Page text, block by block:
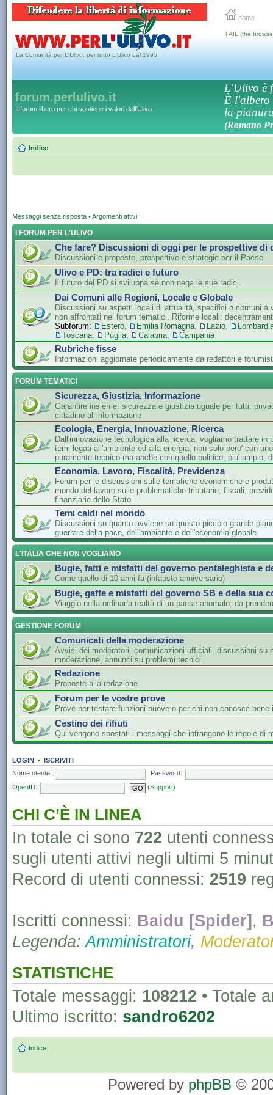
home
La Comunità per L'Ulivo, per tutto L'Ulivo dal 1995
FAIL (the
forum.perlulivo.it
Il forum libero per chi sostiene i valori dell'Ulivo
L'Ulivo è
È l'albero
la
(Romano
Indice
Messaggi senza risposta •Argomenti attivi
I FORUM PER L'ULIVO
Che fare? Discussioni di oggi per le prospettive di
Discussioni e proposte, prospettive e strategie per il Paese
Ulivo e PD: tra radici e futuro
Il futuro del PD si sviluppa se non nega le sue radici.
Dai Comuni alle Regioni, Locale e Globale
Discussioni su aspetti locali di attualità, specifici o comuni a
non affrontati nei forum tematici. Riforme locali:
Subforum:
Estero Emilia Romagna Lazio
Toscana
Puglia Calabria Campania
Rubriche fisse
Informazioni aggiornate periodicamente da redattori e
FORUM TEMATICI
Sicurezza, Giustizia, Informazione
Garantire insieme: sicurezza e giustizia uguale per tutti;
cittadino all'informazione
Ecologia, Energia, Innovazione, Ricerca
Dall'innovazione tecnologica alla ricerca, vogliamo trattare in
temi legati all'ambiente ed alla energia, non solo pero' con
puramente tecnico ma anche con quello politico, piu' ampio,
Economia, Lavoro, Fiscalità, Previdenza
Forum per le discussioni sulle tematiche economiche e
mondo del lavoro sulle problematiche tributarie, fiscali,
finanziarie dello Stato.
Temi caldi nel mondo
Discussioni su quanto avviene su questo piccolo-grande
guerra e della pace, dell'ambiente e dell'economia globale.
L'ITALIA CHE NON VOGLIAMO
Bugie, fatti e misfatti del governo pentaleghista e
Come quello di 10 anni fa (infausto anniversario)
Bugie, gaffe e misfatti del governo SB e della sua
Viaggio nella ordinaria realtà di un paese anomalo; da
GESTIONE FORUM
Comunicati della moderazione
Avvisi dei moderatori, comunicazioni ufficiali, discussioni su
moderazione, annunci su problemi tecnici
Redazione
Proposte alla redazione
Forum per le vostre prove
Prove per testare funzioni nuove o per chi non conosce bene
Cestino dei rifiuti
Qui vengono spostati i messaggi che infrangono le regole di
LOGIN • ISCRIVITI
Nome utente:
Password:
OpenID:
(Support)
CHI C’È IN LINEA
In totale ci sono 722 utenti
sugli utenti attivi negli ultimi 5
Record di utenti connessi: 2519
Iscritti connessi: Baidu [Spider] ,
Legenda:Amministratori,
STATISTICHE
Totale messaggi: 108212 • Totale
Ultimo iscritto: sandro6202
Indice
Powered by phpBB ©